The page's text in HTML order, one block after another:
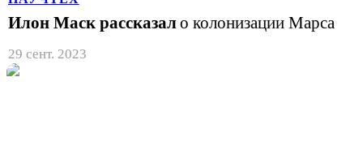
Илон Маск рассказало колонизации Марса
29 сент. 2023